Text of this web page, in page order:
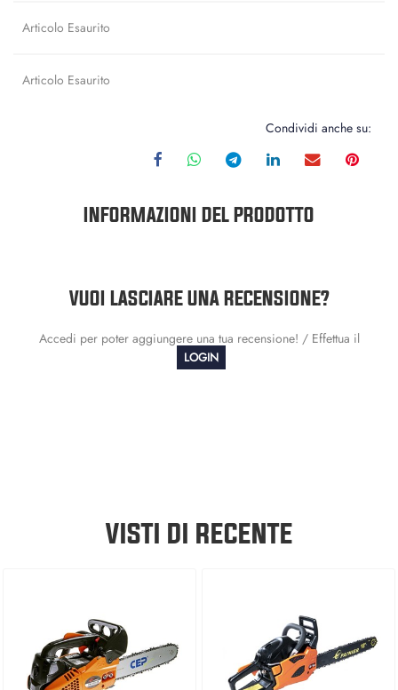
Articolo Esaurito
Articolo Esaurito
Condividi anche su:
INFORMAZIONI DEL PRODOTTO
VUOI LASCIARE UNA RECENSIONE?
Accedi per poter aggiungere una tua recensione! / Effettua il
LOGIN
VISTI DI RECENTE